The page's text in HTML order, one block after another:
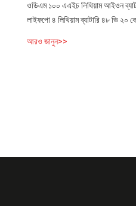
ওডিএম ১০০ এএইচ লিথিয়াম আইওন
লাইফপো ৪ লিথিয়াম ব্যাটারি ৪৮ ভি
আরও জানুন>>